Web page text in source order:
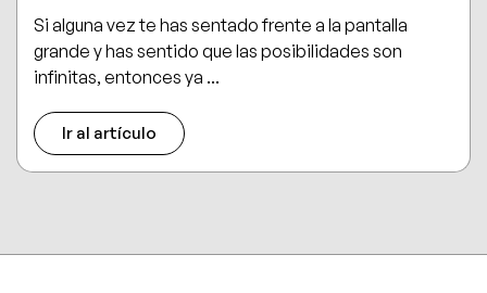
Si alguna vez te has sentado frente a la pantalla
grande y has sentido que las posibilidades son
infinitas, entonces ya ...
Ir al artículo